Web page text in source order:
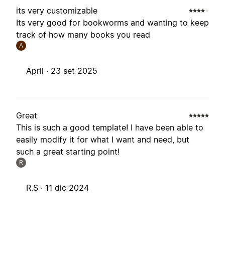
its very customizable
Its very good for bookworms and wanting to keep
track of how many books you read
A
April · 23 set 2025
Great
This is such a good template! I have been able to
easily modify it for what I want and need, but
such a great starting point!
R
R.S · 11 dic 2024